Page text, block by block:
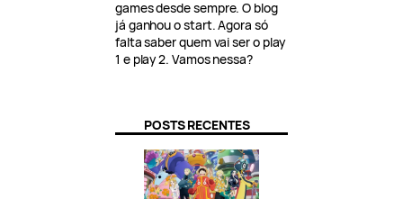
games desde sempre. O blog
já ganhou o start. Agora só
falta saber quem vai ser o play
1 e play 2. Vamos nessa?
POSTS RECENTES